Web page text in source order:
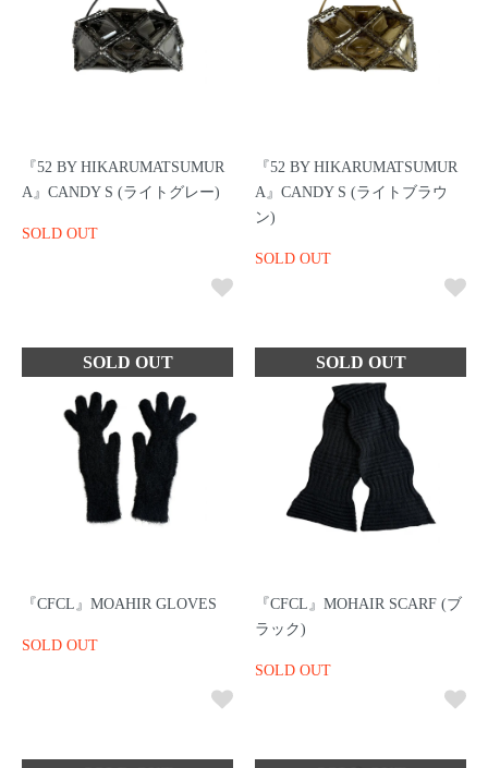
『52 BY HIKARUMATSUMUR
A』CANDY S (ライトグレー)
SOLD OUT
『52 BY HIKARUMATSUMUR
A』CANDY S (ライトブラウ
ン)
SOLD OUT
『CFCL』MOAHIR GLOVES
SOLD OUT
『CFCL』MOHAIR SCARF (ブ
ラック)
SOLD OUT